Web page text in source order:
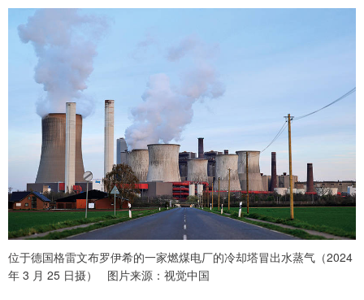
位于德国格雷文布罗伊希的一家燃煤电厂的冷却塔冒出水蒸气（2024
年 3 月 25 日摄） 图片来源：视觉中国